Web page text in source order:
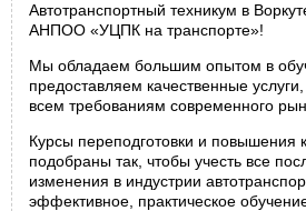
Автотранспортный техникум в
АНПОО «УЦПК на транспорте»!
Мы обладаем большим опытом в
предоставляем качественные
всем требованиям современного
Курсы переподготовки и повышения
подобраны так, чтобы учесть все
изменения в индустрии
эффективное, практическое